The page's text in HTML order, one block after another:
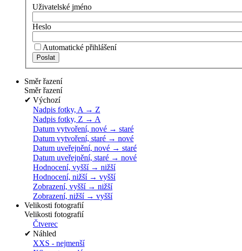
Uživatelské jméno
Heslo
Automatické přihlášení
Směr řazení
Směr řazení
✔ Výchozí
Nadpis fotky, A → Z
Nadpis fotky, Z → A
Datum vytvoření, nové → staré
Datum vytvoření, staré → nové
Datum uveřejnění, nové → staré
Datum uveřejnění, staré → nové
Hodnocení, vyšší → nižší
Hodnocení, nižší → vyšší
Zobrazení, vyšší → nižší
Zobrazení, nižší → vyšší
Velikosti fotografií
Velikosti fotografií
Čtverec
✔ Náhled
XXS - nejmenší